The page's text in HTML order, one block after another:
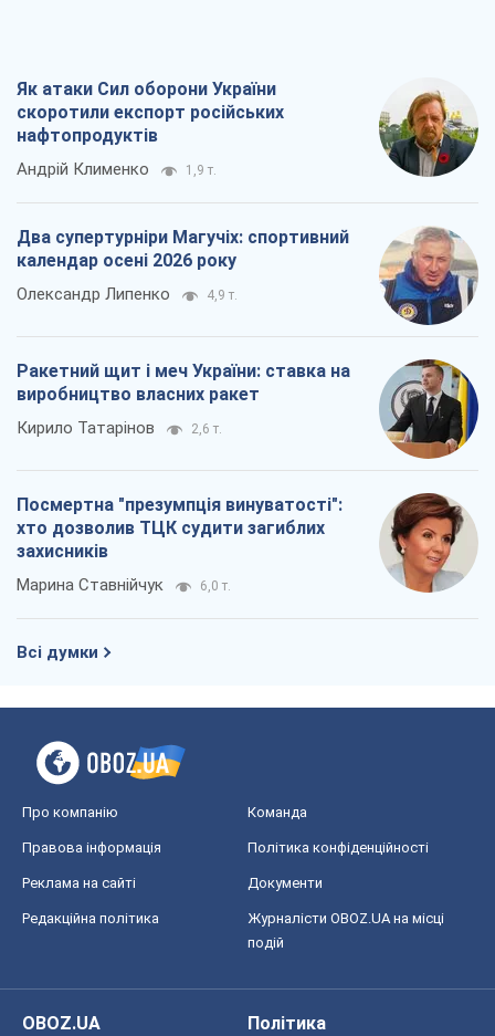
Як атаки Сил оборони України
скоротили експорт російських
нафтопродуктів
Андрій Клименко 1,9 т.
Два супертурніри Магучіх: спортивний
календар осені 2026 року
Олександр Липенко 4,9 т.
Ракетний щит і меч України: ставка на
виробництво власних ракет
Кирило Татарінов 2,6 т.
Посмертна "презумпція винуватості":
хто дозволив ТЦК судити загиблих
захисників
Марина Ставнійчук 6,0 т.
Всі думки
Про компанію Команда
Правова інформація Політика конфіденційності
Реклама на сайті Документи
Редакційна політика
Журналісти OBOZ.UA на місці
подій
OBOZ.UA
Політика